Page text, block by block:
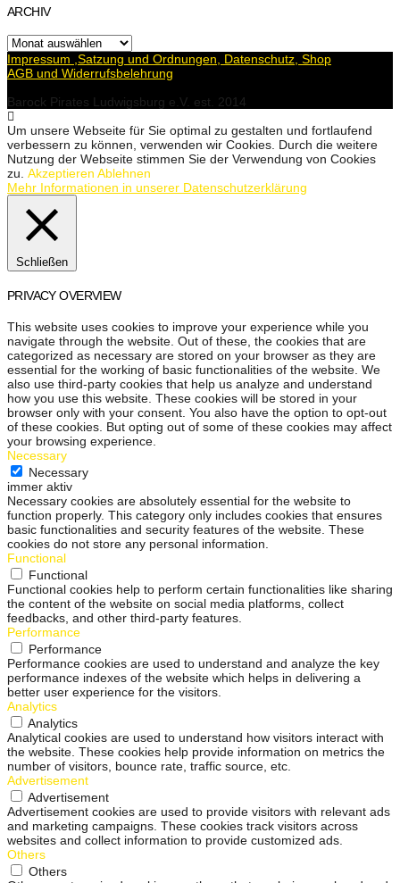
ARCHIV
Archiv
Impressum ,Satzung und Ordnungen, Datenschutz, Shop
AGB und Widerrufsbelehrung
Barock Pirates Ludwigsburg e.V. est. 2014
Um unsere Webseite für Sie optimal zu gestalten und fortlaufend
verbessern zu können, verwenden wir Cookies. Durch die weitere
Nutzung der Webseite stimmen Sie der Verwendung von Cookies
zu. Akzeptieren Ablehnen
Mehr Informationen in unserer Datenschutzerklärung
Schließen
PRIVACY OVERVIEW
This website uses cookies to improve your experience while you
navigate through the website. Out of these, the cookies that are
categorized as necessary are stored on your browser as they are
essential for the working of basic functionalities of the website. We
also use third-party cookies that help us analyze and understand
how you use this website. These cookies will be stored in your
browser only with your consent. You also have the option to opt-out
of these cookies. But opting out of some of these cookies may affect
your browsing experience.
Necessary
Necessary
immer aktiv
Necessary cookies are absolutely essential for the website to
function properly. This category only includes cookies that ensures
basic functionalities and security features of the website. These
cookies do not store any personal information.
Functional
Functional
Functional cookies help to perform certain functionalities like sharing
the content of the website on social media platforms, collect
feedbacks, and other third-party features.
Performance
Performance
Performance cookies are used to understand and analyze the key
performance indexes of the website which helps in delivering a
better user experience for the visitors.
Analytics
Analytics
Analytical cookies are used to understand how visitors interact with
the website. These cookies help provide information on metrics the
number of visitors, bounce rate, traffic source, etc.
Advertisement
Advertisement
Advertisement cookies are used to provide visitors with relevant ads
and marketing campaigns. These cookies track visitors across
websites and collect information to provide customized ads.
Others
Others